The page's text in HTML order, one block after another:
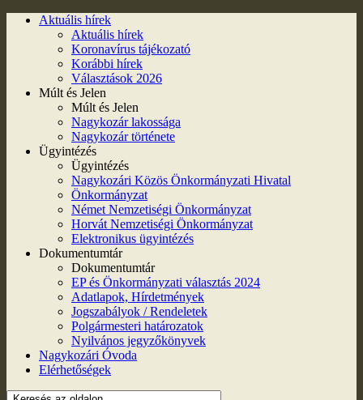
Aktuális hírek
Aktuális hírek
Koronavírus tájékozató
Korábbi hírek
Választások 2026
Múlt és Jelen
Múlt és Jelen
Nagykozár lakossága
Nagykozár története
Ügyintézés
Ügyintézés
Nagykozári Közös Önkormányzati Hivatal
Önkormányzat
Német Nemzetiségi Önkormányzat
Horvát Nemzetiségi Önkormányzat
Elektronikus ügyintézés
Dokumentumtár
Dokumentumtár
EP és Önkormányzati választás 2024
Adatlapok, Hírdetmények
Jogszabályok / Rendeletek
Polgármesteri határozatok
Nyilvános jegyzőkönyvek
Nagykozári Óvoda
Elérhetőségek